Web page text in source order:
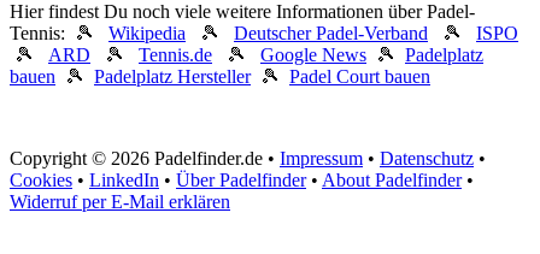
Hier findest Du noch viele weitere Informationen über Padel-
Tennis: 🎾 Wikipedia 🎾 Deutscher Padel-Verband 🎾 ISPO
🎾 ARD 🎾 Tennis.de 🎾 Google News 🎾 Padelplatz
bauen 🎾 Padelplatz Hersteller🎾 Padel Court bauen
Copyright © 2026 Padelfinder.de • Impressum • Datenschutz •
Cookies • LinkedIn • Über Padelfinder• About Padelfinder•
Widerruf per E-Mail erklären